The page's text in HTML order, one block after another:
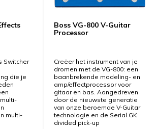
Switcher
die je
multi-
Boss VG-800 V-Guitar
Processor
Creëer het instrument van je
dromen met de VG-800: een
baanbrekende modeling- en
amp/effectprocessor voor
gitaar en bas. Aangedreven
door de nieuwste generatie
van onze beroemde V-Guitar
technologie en de Serial GK
divided pick-up